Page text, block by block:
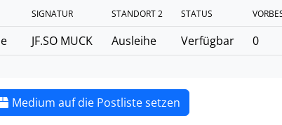
SIGNATUR STANDORT 2 STATUS
JF.SO MUCK Ausleihe Verfügbar 0
Medium auf die Postliste setzen